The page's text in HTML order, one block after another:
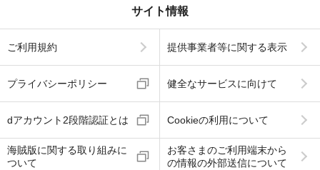
サイト情報
ご利用規約 提供事業者等に関する表示
プライバシーポリシー 健全なサービスに向けて
dアカウント2段階認証とは Cookieの利用について
海賊版に関する取り組みに
ついて
お客さまのご利用端末から
の情報の外部送信について